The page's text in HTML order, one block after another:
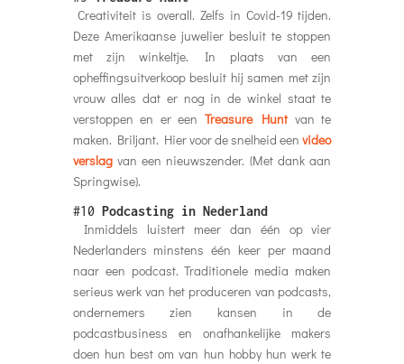
Creativiteit is overall. Zelfs in Covid-19 tijden.
Deze Amerikaanse juwelier besluit te stoppen
met zijn winkeltje. In plaats van een
opheffingsuitverkoop besluit hij samen met zijn
vrouw alles dat er nog in de winkel staat te
verstoppen en er een Treasure Huntvan te
maken. Briljant. Hier voor de snelheid eenvideo
verslagvan een nieuwszender. (Met dank aan
Springwise).
#10 Podcasting in Nederland
Inmiddels luistert meer dan één op vier
Nederlanders minstens één keer per maand
naar een podcast. Traditionele media maken
serieus werk van het produceren van podcasts,
ondernemers zien kansen in de
podcastbusiness en onafhankelijke makers
doen hun best om van hun hobby hun werk te